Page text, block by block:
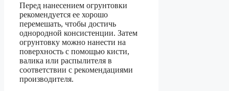
Перед нанесением огрунтовки
рекомендуется ее хорошо
перемешать, чтобы достичь
однородной консистенции. Затем
огрунтовку можно нанести на
поверхность с помощью кисти,
валика или распылителя в
соответствии с рекомендациями
производителя.